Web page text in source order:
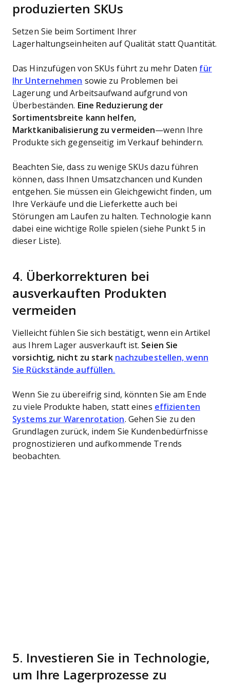
produzierten SKUs
Setzen Sie beim Sortiment Ihrer
Lagerhaltungseinheiten auf Qualität statt Quantität.
Das Hinzufügen von SKUs führt zu mehr Daten für
Ihr Unternehmen sowie zu Problemen bei
Lagerung und Arbeitsaufwand aufgrund von
Überbeständen. Eine Reduzierung der
Sortimentsbreite kann helfen,
Marktkanibalisierung zu vermeiden—wenn Ihre
Produkte sich gegenseitig im Verkauf behindern.
Beachten Sie, dass zu wenige SKUs dazu führen
können, dass Ihnen Umsatzchancen und Kunden
entgehen. Sie müssen ein Gleichgewicht finden, um
Ihre Verkäufe und die Lieferkette auch bei
Störungen am Laufen zu halten. Technologie kann
dabei eine wichtige Rolle spielen (siehe Punkt 5 in
dieser Liste).
4. Überkorrekturen bei
ausverkauften Produkten
vermeiden
Vielleicht fühlen Sie sich bestätigt, wenn ein Artikel
aus Ihrem Lager ausverkauft ist. Seien Sie
vorsichtig, nicht zu stark nachzubestellen, wenn
Sie Rückstände auffüllen.
Wenn Sie zu übereifrig sind, könnten Sie am Ende
zu viele Produkte haben, statt eines effizienten
Systems zur Warenrotation. Gehen Sie zu den
Grundlagen zurück, indem Sie Kundenbedürfnisse
prognostizieren und aufkommende Trends
beobachten.
5. Investieren Sie in Technologie,
um Ihre Lagerprozesse zu